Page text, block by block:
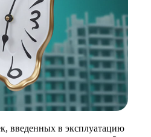
введенных в эксплуатацию